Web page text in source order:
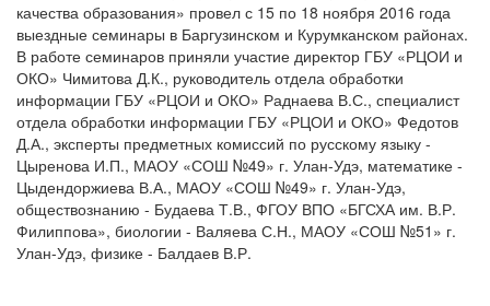
качества образования» провел с 15 по 18 ноября 2016 года
выездные семинары в Баргузинском и Курумканском районах.
В работе семинаров приняли участие директор ГБУ «РЦОИ и
ОКО» Чимитова Д.К., руководитель отдела обработки
информации ГБУ «РЦОИ и ОКО» Раднаева В.С., специалист
отдела обработки информации ГБУ «РЦОИ и ОКО» Федотов
Д.А., эксперты предметных комиссий по русскому языку -
Цыренова И.П., МАОУ «СОШ №49» г. Улан-Удэ, математике -
Цыдендоржиева В.А., МАОУ «СОШ №49» г. Улан-Удэ,
обществознанию - Будаева Т.В., ФГОУ ВПО «БГСХА им. В.Р.
Филиппова», биологии - Валяева С.Н., МАОУ «СОШ №51» г.
Улан-Удэ, физике - Балдаев В.Р.